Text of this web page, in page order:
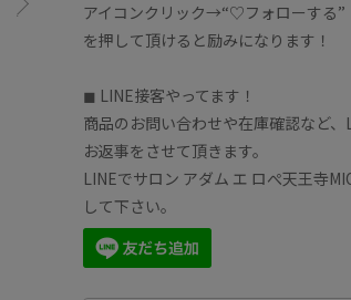
アイコンクリック→“♡フォローする”
を押して頂けると励みになります！
◼︎ LINE接客やってます！
商品のお問い合わせや在庫確認など
お返事をさせて頂きます。
LINEでサロン アダム エ ロぺ天王寺
して下さい。